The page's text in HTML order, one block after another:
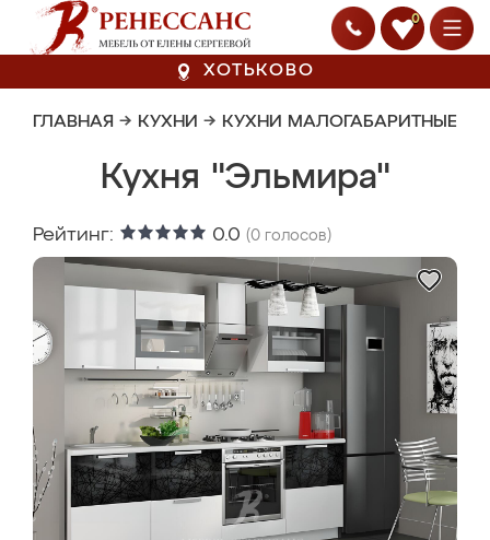
0
ХОТЬКОВО
ГЛАВНАЯ → КУХНИ → КУХНИ МАЛОГАБАРИТНЫЕ
Кухня "Эльмира"
Рейтинг: 0.0 (0 голосов)